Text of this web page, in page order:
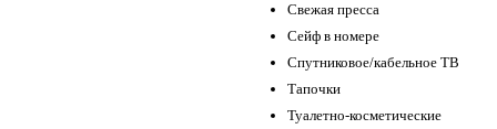
Свежая пресса
Сейф в номере
Спутниковое/кабельное ТВ
Тапочки
Туалетно-косметические